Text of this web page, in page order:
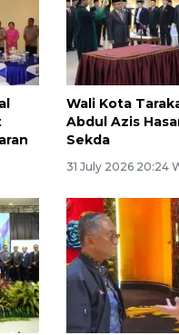
Wali Kota
Abdul Azis
Sekda
31 July 2026 20:24